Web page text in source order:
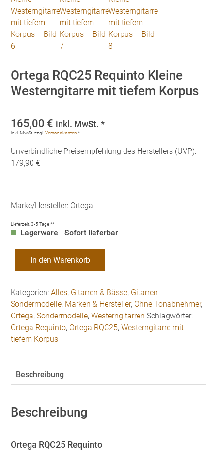
Ortega RQC25 Requinto Kleine
Westerngitarre mit tiefem Korpus
165,00 € inkl. MwSt. *
inkl. MwSt. zzgl.Versandkosten *
Unverbindliche Preisempfehlung des Herstellers (UVP):
179,90 €
Marke/Hersteller: Ortega
Lieferzeit:3-5 Tage **
Lagerware - Sofort lieferbar
RQC25
Kleine
Westerngitarre
mit
tiefem
Korpus
In den Warenkorb
Kategorien:Alles, Gitarren & Bässe, Gitarren-
Sondermodelle, Marken & Hersteller, Ohne Tonabnehmer,
Ortega,Sondermodelle,Westerngitarren Schlagwörter:
Ortega Requinto, Ortega RQC25,Westerngitarre mit
tiefem Korpus
Beschreibung
Beschreibung
Ortega RQC25 Requinto